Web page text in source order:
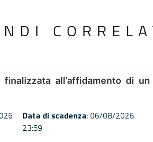
all’affidamento di
Data di scadenza: 06/08/2026
23:59